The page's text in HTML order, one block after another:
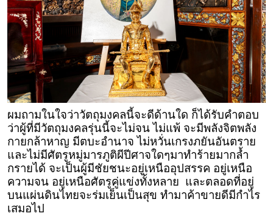
ผมถามในใจว่าวัตถุมงคลนี้จะดีด้านใด ก็ได้รับคำตอบ
ว่าผู้ที่มีวัตถุมงคลรุ่นนี้จะไม่จน ไม่แพ้ จะมีพลังจิตพลัง
กายกล้าหาญ มีตบะอำนาจ ไม่หวั่นเกรงภยันอันตราย
และไม่มีศัตรูหมู่มารภูติผีปีศาจใดๆมาทำร้ายมากล้ำ
กรายได้ จะเป็นผู้มีชัยชนะอยู่เหนืออุปสรรค อยู่เหนือ
ความจน อยู่เหนือศัตรูคู่แข่งทั้งหลาย และตลอดที่อยู่
บนแผ่นดินไทยจะร่มเย็นเป็นสุข ทำมาค้าขายดีมีกำไร
เสมอไป